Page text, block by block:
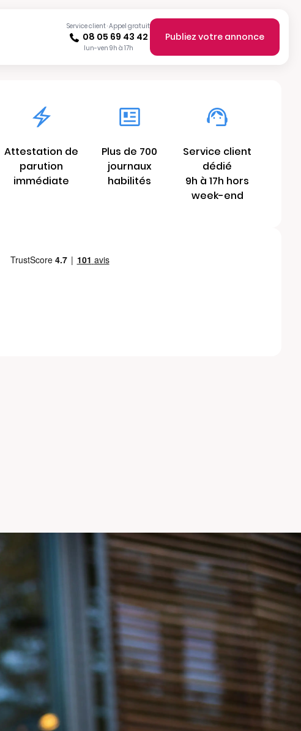
Service client · Appel gratuit
08 05 69 43 42
lun-ven 9h à 17h
Publiez votre annonce
Attestation de
parution
immédiate
Plus de 700
journaux
habilités
Service client
dédié
9h à 17h hors
week-end